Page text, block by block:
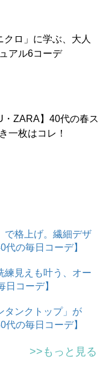
クロ」に学ぶ、大人
アル6コーデ
・ZARA】40代の春ス
一枚はコレ！
で格上げ。繊細デザ
の毎日コーデ】
練見えも叶う、オー
コーデ】
タンクトップ」が
の毎日コーデ】
>>もっと見る